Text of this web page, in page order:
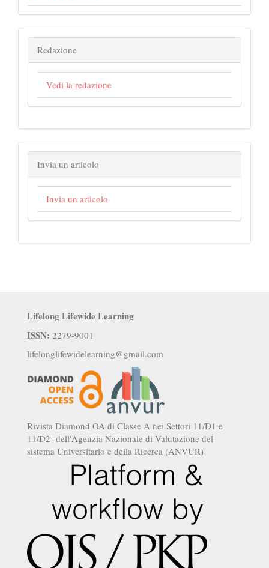
Redazione
Vedi la redazione
Invia un articolo
Invia un articolo
Lifelong Lifewide Learning
ISSN: 2279-9001
lifelonglifewidelearning@gmail.com
Rivista Diamond OA di Classe A nei Settori 11/D1 e
11/D2 dell'Agenzia Nazionale di Valutazione del
sistema Universitario e della Ricerca (ANVUR)